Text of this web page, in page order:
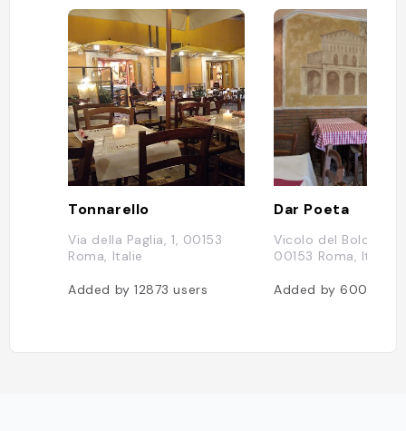
Tonnarello
Via della Paglia, 1, 00153
Roma, Italie
Added by12873users
Dar Poeta
Vicolo del Bologna,
00153 Roma, Italie
Added by6005